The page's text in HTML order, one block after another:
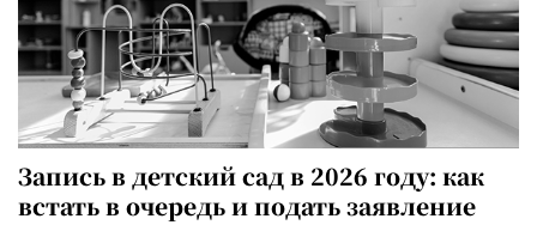
Запись в детский сад в 2026 году: как
встать в очередь и подать заявление